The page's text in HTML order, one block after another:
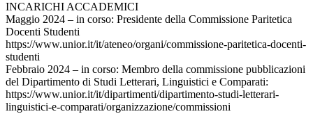
INCARICHI ACCADEMICI
Maggio 2024 – in corso: Presidente della Commissione Paritetica
Docenti Studenti
https://www.unior.it/it/ateneo/organi/commissione-paritetica-docenti-
studenti
Febbraio 2024 – in corso: Membro della commissione pubblicazioni
del Dipartimento di Studi Letterari, Linguistici e Comparati:
https://www.unior.it/it/dipartimenti/dipartimento-studi-letterari-
linguistici-e-comparati/organizzazione/commissioni